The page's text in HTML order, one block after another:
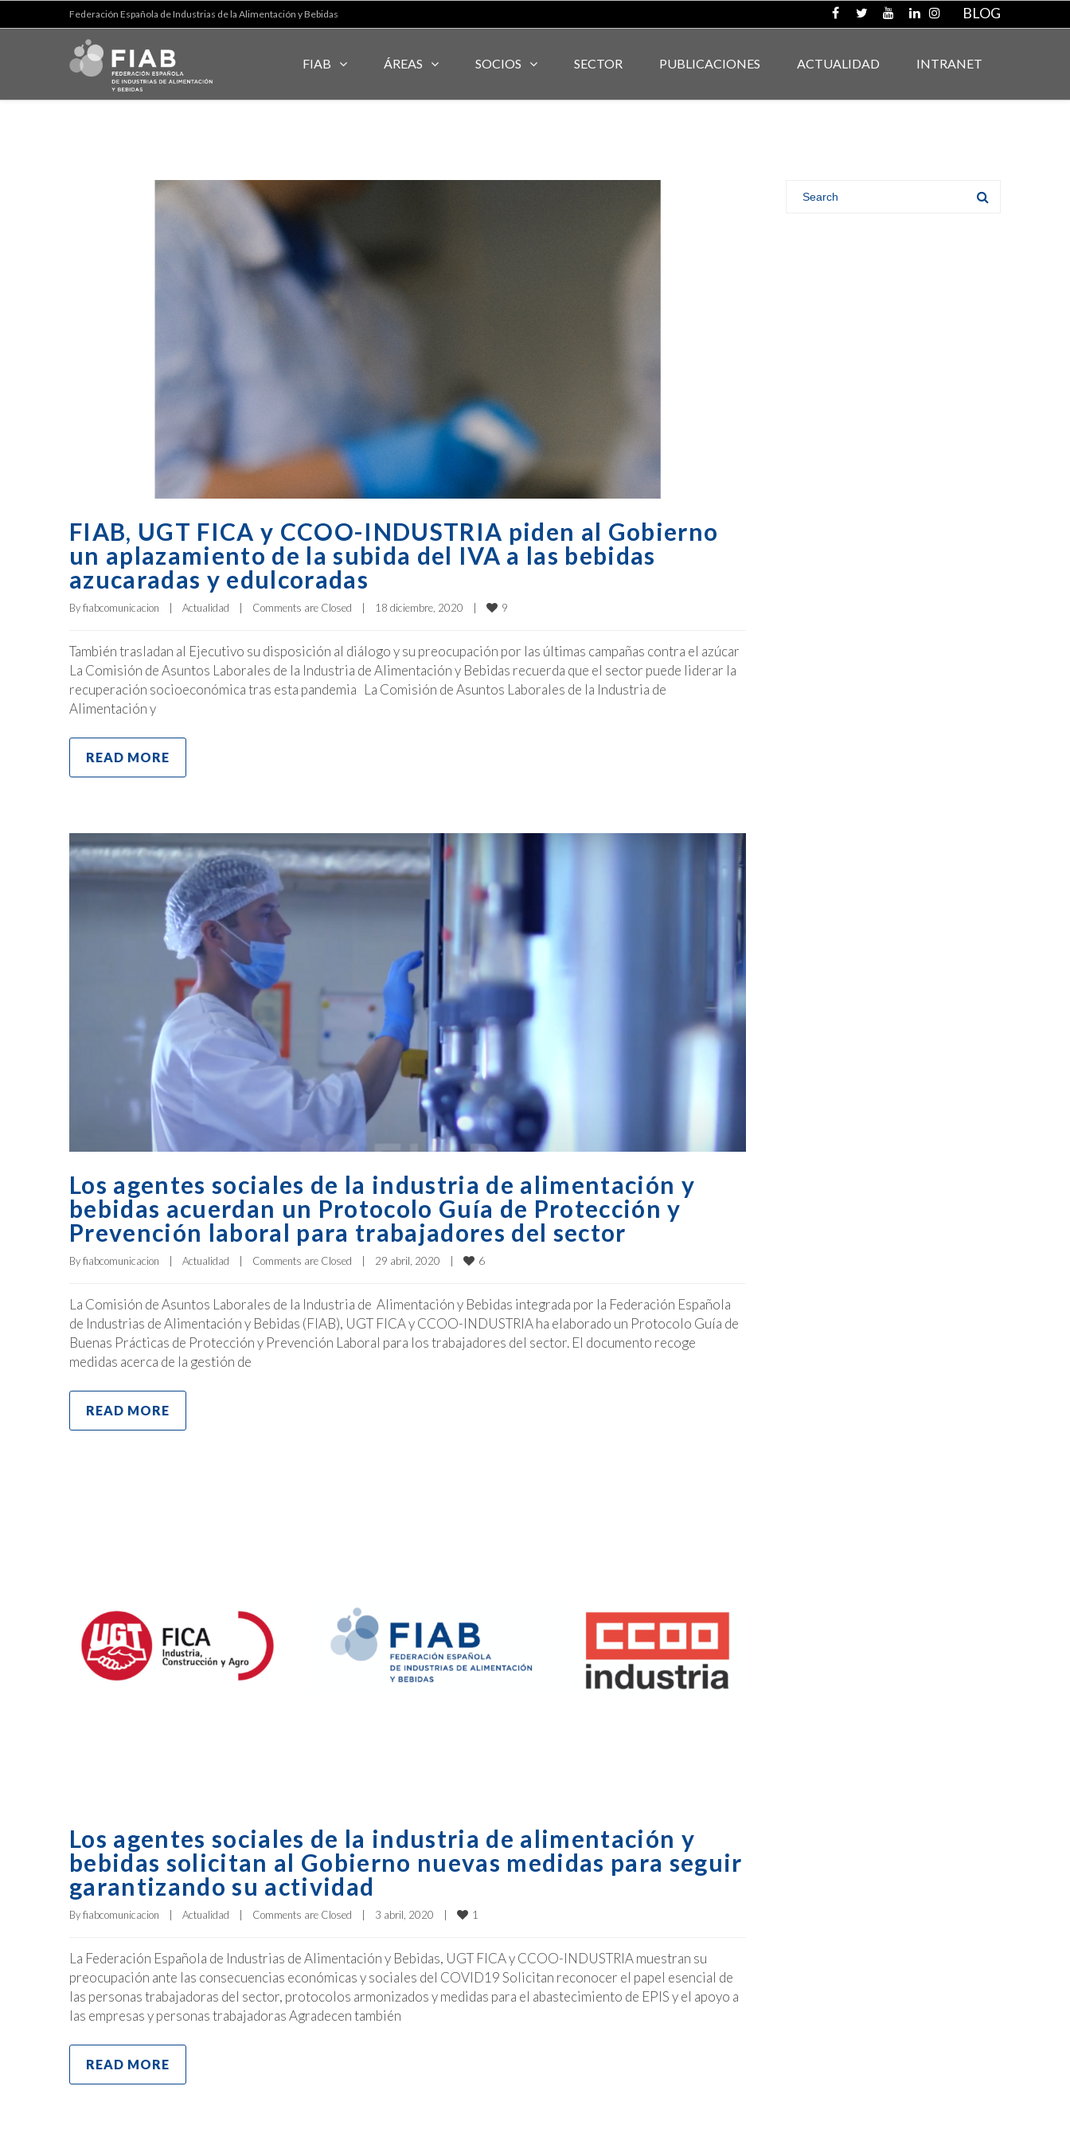
Federación Española de Industrias de la Alimentación y Bebidas BLOG
FIAB ÁREAS SOCIOS SECTOR PUBLICACIONES ACTUALIDAD INTRANET
FIAB, UGT FICA y CCOO-INDUSTRIA piden al Gobierno
un aplazamiento de la subida del IVA a las bebidas
azucaradas y edulcoradas
By fiabcomunicacion Actualidad Comments are Closed 18 diciembre, 2020 9
También trasladan al Ejecutivo su disposición al diálogo y su preocupación por las últimas campañas contra el azúcar
La Comisión de Asuntos Laborales de la Industria de Alimentación y Bebidas recuerda que el sector puede liderar la
recuperación socioeconómica tras esta pandemia La Comisión de Asuntos Laborales de la Industria de
Alimentación y
READ MORE
Los agentes sociales de la industria de alimentación y
bebidas acuerdan un Protocolo Guía de Protección y
Prevención laboral para trabajadores del sector
By fiabcomunicacion Actualidad Comments are Closed 29 abril, 2020 6
La Comisión de Asuntos Laborales de la Industria de Alimentación y Bebidas integrada por la Federación Española
de Industrias de Alimentación y Bebidas (FIAB), UGT FICA y CCOO-INDUSTRIA ha elaborado un Protocolo Guía de
Buenas Prácticas de Protección y Prevención Laboral para los trabajadores del sector. El documento recoge
medidas acerca de la gestión de
READ MORE
Los agentes sociales de la industria de alimentación y
bebidas solicitan al Gobierno nuevas medidas para seguir
garantizando su actividad
By fiabcomunicacion Actualidad Comments are Closed 3 abril, 2020 1
La Federación Española de Industrias de Alimentación y Bebidas, UGT FICA y CCOO-INDUSTRIA muestran su
preocupación ante las consecuencias económicas y sociales del COVID19 Solicitan reconocer el papel esencial de
las personas trabajadoras del sector, protocolos armonizados y medidas para el abastecimiento de EPIS y el apoyo a
las empresas y personas trabajadoras Agradecen también
READ MORE